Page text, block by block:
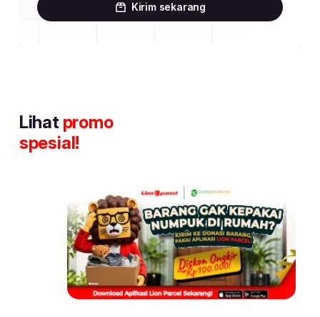
Kirim sekarang
Lihat promo
spesial!